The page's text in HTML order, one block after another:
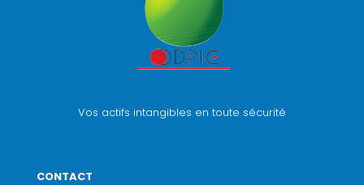
Vos actifs intangibles en toute sécurité
CONTACT